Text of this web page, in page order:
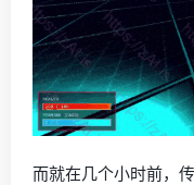
而就在几个小时前，